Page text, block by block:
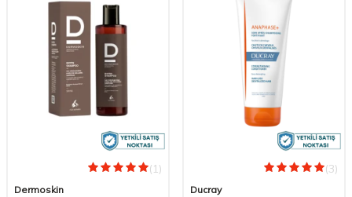
(1)
Dermoskin
(3)
Ducray